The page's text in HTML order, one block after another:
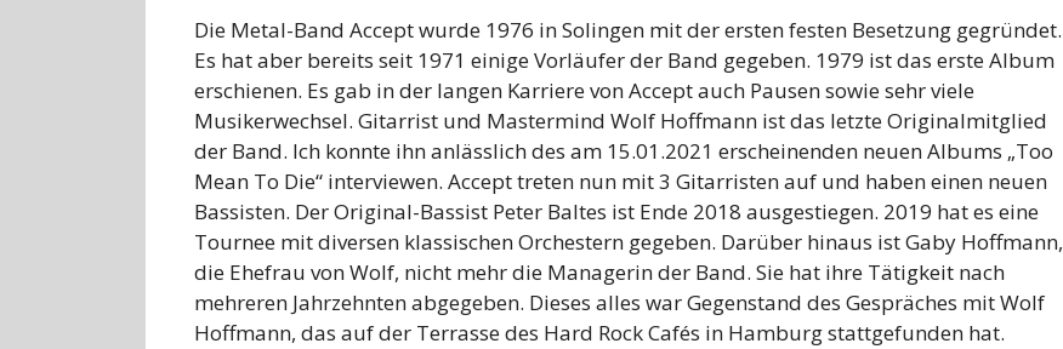
Die Metal-Band Accept wurde 1976 in Solingen mit der ersten festen Besetzung gegründet.
Es hat aber bereits seit 1971 einige Vorläufer der Band gegeben. 1979 ist das erste Album
erschienen. Es gab in der langen Karriere von Accept auch Pausen sowie sehr viele
Musikerwechsel. Gitarrist und Mastermind Wolf Hoffmann ist das letzte Originalmitglied
der Band. Ich konnte ihn anlässlich des am 15.01.2021 erscheinenden neuen Albums „Too
Mean To Die“ interviewen. Accept treten nun mit 3 Gitarristen auf und haben einen neuen
Bassisten. Der Original-Bassist Peter Baltes ist Ende 2018 ausgestiegen. 2019 hat es eine
Tournee mit diversen klassischen Orchestern gegeben. Darüber hinaus ist Gaby Hoffmann,
die Ehefrau von Wolf, nicht mehr die Managerin der Band. Sie hat ihre Tätigkeit nach
mehreren Jahrzehnten abgegeben. Dieses alles war Gegenstand des Gespräches mit Wolf
Hoffmann, das auf der Terrasse des Hard Rock Cafés in Hamburg stattgefunden hat.